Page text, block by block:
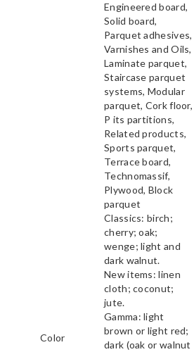
Engineered board,
Solid board,
Parquet adhesives,
Varnishes and Oils,
Laminate parquet,
Staircase parquet
systems, Modular
parquet, Cork floor,
P its partitions,
Related products,
Sports parquet,
Terrace board,
Technomassif,
Plywood, Block
parquet
Color
Classics: birch;
cherry; oak;
wenge; light and
dark walnut.
New items: linen
cloth; coconut;
jute.
Gamma: light
brown or light red;
dark (oak or walnut